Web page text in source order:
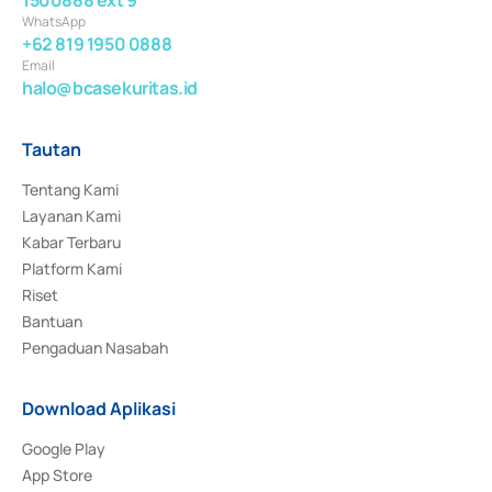
WhatsApp
+62 819 1950 0888
Email
halo@bcasekuritas.id
Tautan
Tentang Kami
Layanan Kami
Kabar Terbaru
Platform Kami
Riset
Bantuan
Pengaduan Nasabah
Download Aplikasi
Google Play
App Store